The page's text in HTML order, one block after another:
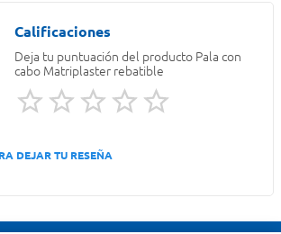
Deja tu puntuación del producto Pala con
cabo Matriplaster rebatible
DEJAR TU RESEÑA